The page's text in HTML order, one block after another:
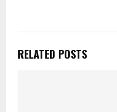
RELATED POSTS